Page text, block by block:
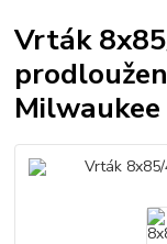
Vrták
Milwaukee